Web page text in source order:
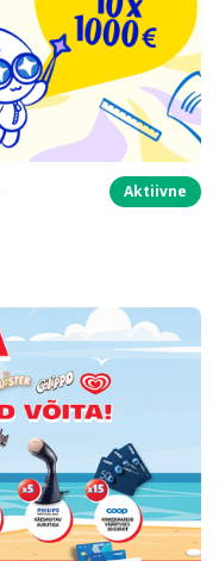
Aktiivne